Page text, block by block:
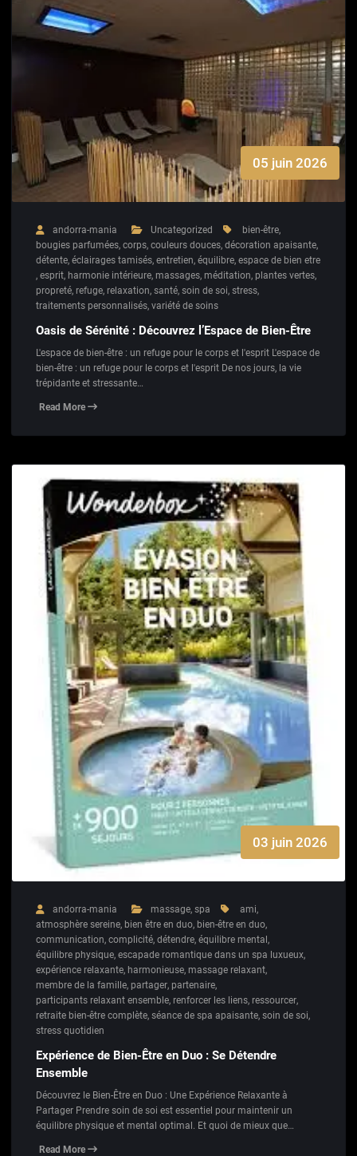
05 juin 2026
andorra-mania Uncategorized bien-être,
bougies parfumées, corps, couleurs douces, décoration apaisante,
détente, éclairages tamisés, entretien, équilibre, espace de bien etre
, esprit, harmonie intérieure, massages, méditation, plantes vertes,
propreté, refuge, relaxation, santé, soin de soi, stress,
traitements personnalisés, variété de soins
Oasis de Sérénité : Découvrez l’Espace de Bien-Être
L'espace de bien-être : un refuge pour le corps et l'esprit L'espace de
bien-être : un refuge pour le corps et l'esprit De nos jours, la vie
trépidante et stressante…
Read More
03 juin 2026
andorra-mania massage, spa ami,
atmosphère sereine, bien être en duo, bien-être en duo,
communication, complicité, détendre, équilibre mental,
équilibre physique, escapade romantique dans un spa luxueux,
expérience relaxante, harmonieuse, massage relaxant,
membre de la famille, partager, partenaire,
participants relaxant ensemble, renforcer les liens, ressourcer,
retraite bien-être complète, séance de spa apaisante, soin de soi,
stress quotidien
Expérience de Bien-Être en Duo : Se Détendre
Ensemble
Découvrez le Bien-Être en Duo : Une Expérience Relaxante à
Partager Prendre soin de soi est essentiel pour maintenir un
équilibre physique et mental optimal. Et quoi de mieux que…
Read More